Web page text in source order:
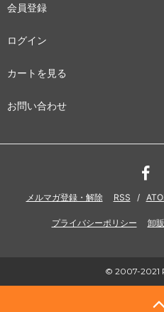
会員登録
ログイン
カートを見る
お問い合わせ
メルマガ登録・解除 RSS /
プライバシーポリシー 卸
© 2007-2021